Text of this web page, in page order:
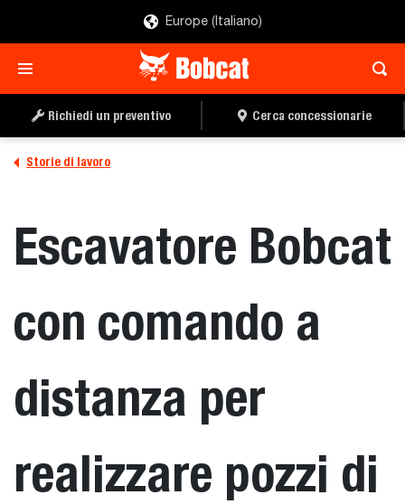
Europe (Italiano)
Richiedi un preventivo Cerca concessionarie
Storie di lavoro
Escavatore Bobcat
con comando a
distanza per
realizzare pozzi di